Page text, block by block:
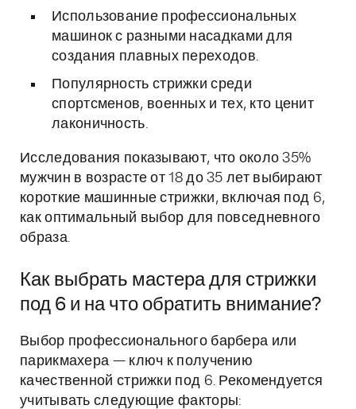
Использование профессиональных
машинок с разными насадками для
создания плавных переходов.
Популярность стрижки среди
спортсменов, военных и тех, кто ценит
лаконичность.
Исследования показывают, что около 35%
мужчин в возрасте от 18 до 35 лет выбирают
короткие машинные стрижки, включая под 6,
как оптимальный выбор для повседневного
образа.
Как выбрать мастера для стрижки
под 6 и на что обратить внимание?
Выбор профессионального барбера или
парикмахера — ключ к получению
качественной стрижки под 6. Рекомендуется
учитывать следующие факторы: